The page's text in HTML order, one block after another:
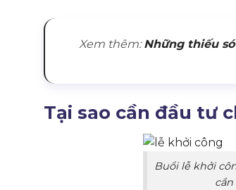
Xem thêm:Những thiếu
Tại sao cần đầu tư
Buổi lễ khởi